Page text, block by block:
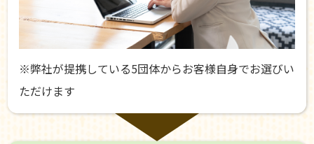
※弊社が提携している5団体からお客様自身でお選びい
ただけます